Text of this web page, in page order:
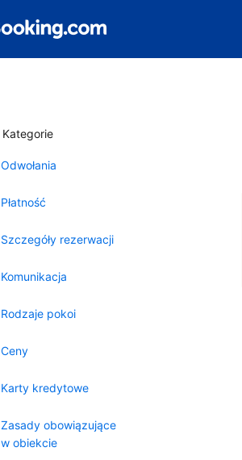
Kategorie
Odwołania
Płatność
Szczegóły rezerwacji
Komunikacja
Rodzaje pokoi
Ceny
Karty kredytowe
Zasady obowiązujące
w obiekcie